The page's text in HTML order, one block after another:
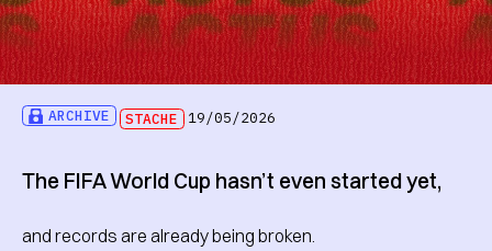
ARCHIVE STACHE 19/05/2026
The FIFA World Cup hasn’t even started yet,
and records are already being broken.